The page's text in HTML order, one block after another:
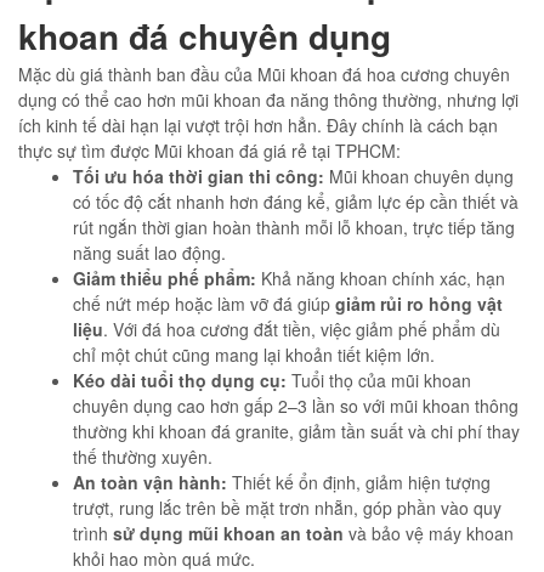
khoan đá chuyên dụng
Mặc dù giá thành ban đầu của Mũi khoan đá hoa cương chuyên
dụng có thể cao hơn mũi khoan đa năng thông thường, nhưng lợi
ích kinh tế dài hạn lại vượt trội hơn hẳn. Đây chính là cách bạn
thực sự tìm được Mũi khoan đá giá rẻ tại TPHCM:
Tối ưu hóa thời gian thi công: Mũi khoan chuyên dụng
có tốc độ cắt nhanh hơn đáng kể, giảm lực ép cần thiết và
rút ngắn thời gian hoàn thành mỗi lỗ khoan, trực tiếp tăng
năng suất lao động.
Giảm thiểu phế phẩm: Khả năng khoan chính xác, hạn
chế nứt mép hoặc làm vỡ đá giúp giảm rủi ro hỏng vật
liệu. Với đá hoa cương đắt tiền, việc giảm phế phẩm dù
chỉ một chút cũng mang lại khoản tiết kiệm lớn.
Kéo dài tuổi thọ dụng cụ: Tuổi thọ của mũi khoan
chuyên dụng cao hơn gấp 2–3 lần so với mũi khoan thông
thường khi khoan đá granite, giảm tần suất và chi phí thay
thế thường xuyên.
An toàn vận hành: Thiết kế ổn định, giảm hiện tượng
trượt, rung lắc trên bề mặt trơn nhẵn, góp phần vào quy
trình sử dụng mũi khoan an toàn và bảo vệ máy khoan
khỏi hao mòn quá mức.